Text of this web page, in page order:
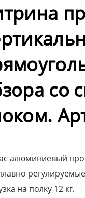
со
алюминиевый
на полку 12 кг.